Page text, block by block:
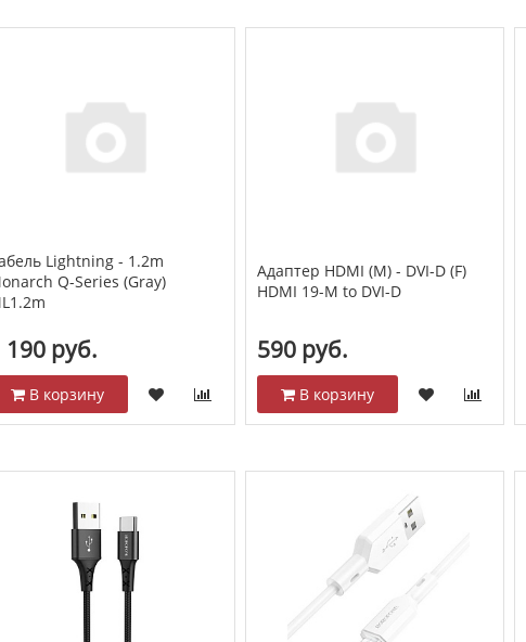
Lightning - 1.2m
Q-Series (Gray)
190 руб.
В корзину
Адаптер HDMI (M) - DVI-D (F)
HDMI 19-M to DVI-D
590 руб.
В корзину